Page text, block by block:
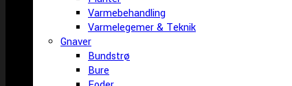
Varmebehandling
Varmelegemer & Teknik
Gnaver
Bundstrø
Bure